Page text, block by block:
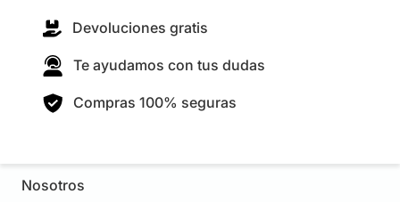
Devoluciones gratis
Te ayudamos con tus dudas
Compras 100% seguras
Nosotros